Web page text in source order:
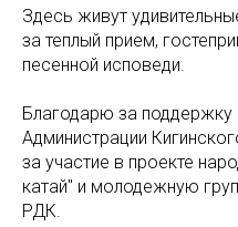
Здесь живут
за теплый прием,
песенной исповеди.
Благодарю за поддержку
Администрации
за участие в проекте
катай" и молодежную
РДК.